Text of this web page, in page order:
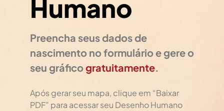
Humano
Preencha seus dados de
nascimento no formulário e gere o
seu gráficogratuitamente.
Após gerar seu mapa, clique em “Baixar
PDF” para acessar seu Desenho Humano